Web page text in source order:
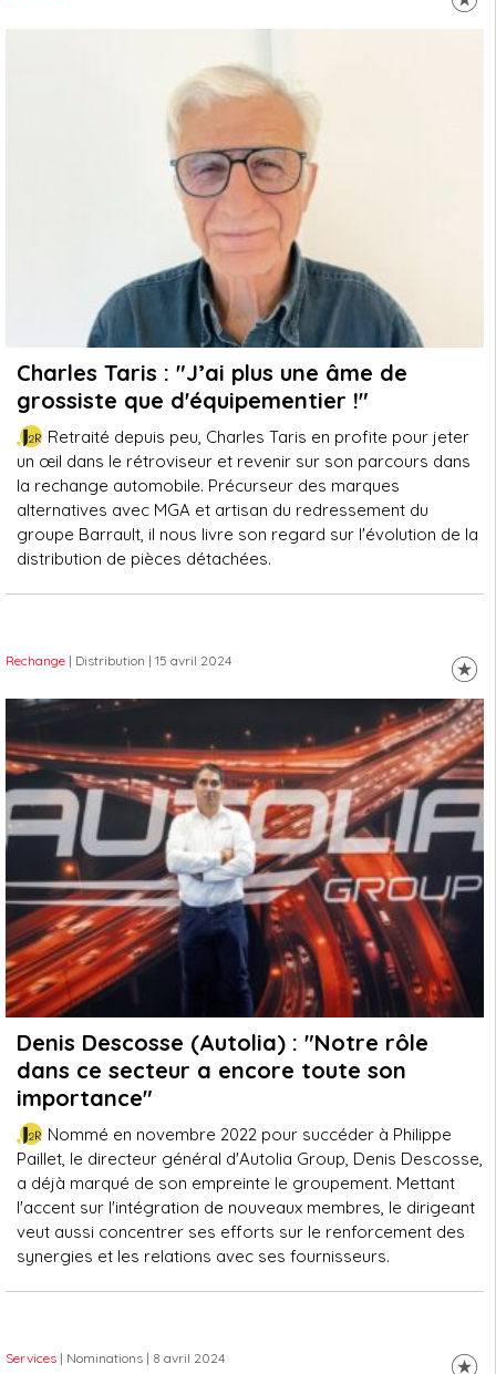
Charles Taris : "J’ai plus une âme de
grossiste que d'équipementier !"
Retraité depuis peu, Charles Taris en profite pour jeter
un œil dans le rétroviseur et revenir sur son parcours dans
la rechange automobile. Précurseur des marques
alternatives avec MGA et artisan du redressement du
groupe Barrault, il nous livre son regard sur l'évolution de la
distribution de pièces détachées.
Rechange | Distribution | 15 avril 2024
Denis Descosse (Autolia) : "Notre rôle
dans ce secteur a encore toute son
importance"
Nommé en novembre 2022 pour succéder à Philippe
Paillet, le directeur général d'Autolia Group, Denis Descosse,
a déjà marqué de son empreinte le groupement. Mettant
l'accent sur l'intégration de nouveaux membres, le dirigeant
veut aussi concentrer ses efforts sur le renforcement des
synergies et les relations avec ses fournisseurs.
Services | Nominations | 8 avril 2024